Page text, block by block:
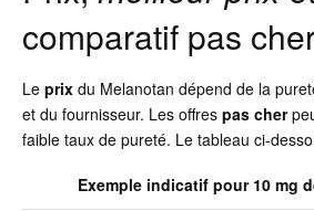
comparatif pas
Le prix du Melanotan dépend de la
et du fournisseur. Les offres pas cher
faible taux de pureté. Le tableau ci-
Exemple indicatif pour 10 mg